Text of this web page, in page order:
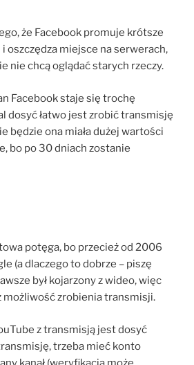
że Facebook promuje krótsze
oszczędza miejsce na serwerach,
nie chcą oglądać starych rzeczy.
Facebook staje się trochę
dosyć łatwo jest zrobić transmisję
będzie ona miała dużej wartości
bo po 30 dniach zostanie
potęga, bo przecież od 2006
(a dlaczego to dobrze – piszę
był kojarzony z wideo, więc
możliwość zrobienia transmisji.
z transmisją jest dosyć
trzeba mieć konto